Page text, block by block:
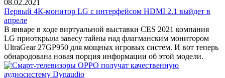
08.02.2021
Первый 4К-монитор LG с интерфейсом HDMI 2.1 выйдет в
апреле
В январе в ходе виртуальной выставки CES 2021 компания
LG приоткрыла завесу тайны над флагманским монитором
UltraGear 27GP950 для мощных игровых систем. И вот теперь
обнародована новая порция информации об этой модели.